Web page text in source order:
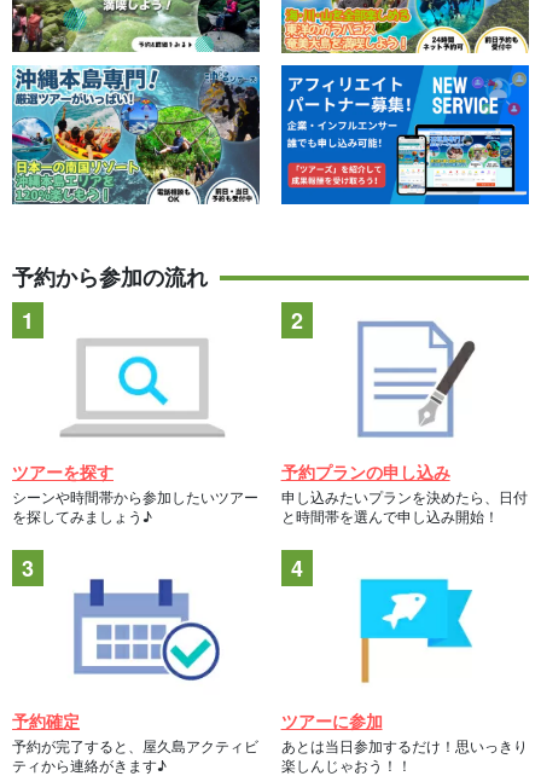
予約から参加の流れ
ツアーを探す
シーンや時間帯から参加したいツアー
を探してみましょう♪
予約プランの申し込み
申し込みたいプランを決めたら、日付
と時間帯を選んで申し込み開始！
予約確定
予約が完了すると、屋久島アクティビ
ティから連絡がきます♪
ツアーに参加
あとは当日参加するだけ！思いっきり
楽しんじゃおう！！